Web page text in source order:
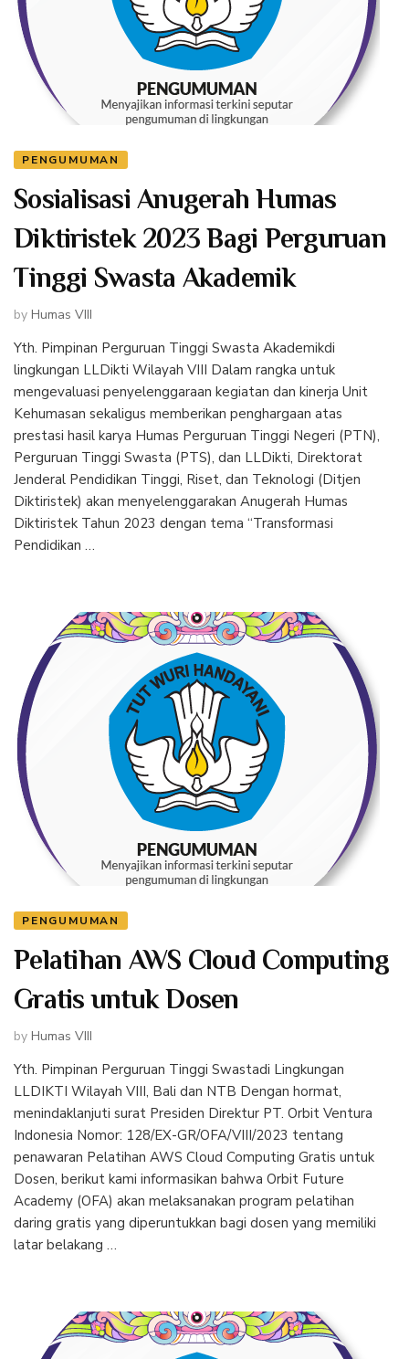
PENGUMUMAN
Sosialisasi Anugerah Humas
Diktiristek 2023 Bagi Perguruan
Tinggi Swasta Akademik
by Humas VIII
Yth. Pimpinan Perguruan Tinggi Swasta Akademikdi
lingkungan LLDikti Wilayah VIII Dalam rangka untuk
mengevaluasi penyelenggaraan kegiatan dan kinerja Unit
Kehumasan sekaligus memberikan penghargaan atas
prestasi hasil karya Humas Perguruan Tinggi Negeri (PTN),
Perguruan Tinggi Swasta (PTS), dan LLDikti, Direktorat
Jenderal Pendidikan Tinggi, Riset, dan Teknologi (Ditjen
Diktiristek) akan menyelenggarakan Anugerah Humas
Diktiristek Tahun 2023 dengan tema “Transformasi
Pendidikan …
PENGUMUMAN
Pelatihan AWS Cloud Computing
Gratis untuk Dosen
by Humas VIII
Yth. Pimpinan Perguruan Tinggi Swastadi Lingkungan
LLDIKTI Wilayah VIII, Bali dan NTB Dengan hormat,
menindaklanjuti surat Presiden Direktur PT. Orbit Ventura
Indonesia Nomor: 128/EX-GR/OFA/VIII/2023 tentang
penawaran Pelatihan AWS Cloud Computing Gratis untuk
Dosen, berikut kami informasikan bahwa Orbit Future
Academy (OFA) akan melaksanakan program pelatihan
daring gratis yang diperuntukkan bagi dosen yang memiliki
latar belakang …